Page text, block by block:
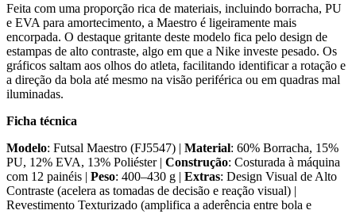
Feita com uma proporção rica de materiais, incluindo borracha, PU
e EVA para amortecimento, a Maestro é ligeiramente mais
encorpada. O destaque gritante deste modelo fica pelo design de
estampas de alto contraste, algo em que a Nike investe pesado. Os
gráficos saltam aos olhos do atleta, facilitando identificar a rotação e
a direção da bola até mesmo na visão periférica ou em quadras mal
iluminadas.
Ficha técnica
Modelo: Futsal Maestro (FJ5547) | Material: 60% Borracha, 15%
PU, 12% EVA, 13% Poliéster | Construção: Costurada à máquina
com 12 painéis | Peso: 400–430 g | Extras: Design Visual de Alto
Contraste (acelera as tomadas de decisão e reação visual) |
Revestimento Texturizado (amplifica a aderência entre bola e